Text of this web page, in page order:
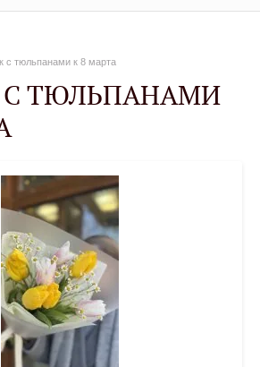
с тюльпанами к 8 марта
С ТЮЛЬПАНАМИ